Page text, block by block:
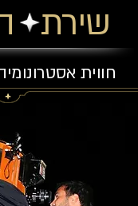
שירת
חווית